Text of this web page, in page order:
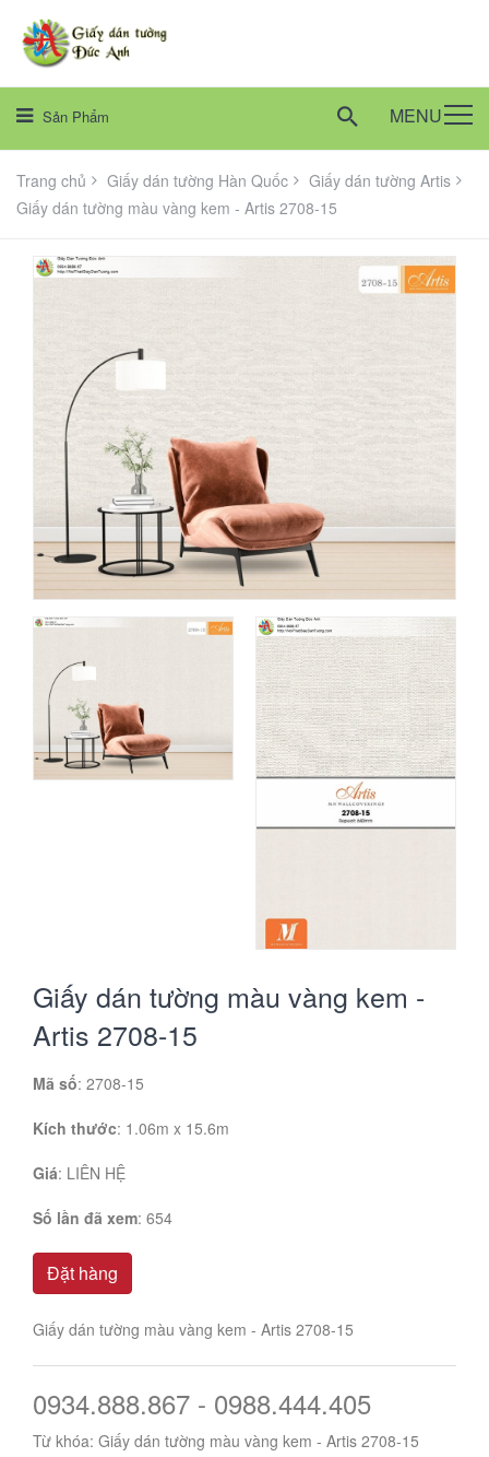
Sản Phẩm MENU
Trang chủ Giấy dán tường Hàn Quốc
Giấy dán tường Artis
Giấy dán tường màu vàng kem - Artis 2708-15
Giấy dán tường màu vàng kem -
Artis 2708-15
Mã số: 2708-15
Kích thước: 1.06m x 15.6m
Giá: LIÊN HỆ
Số lần đã xem: 654
Đặt hàng
Giấy dán tường màu vàng kem - Artis 2708-15
0934.888.867 - 0988.444.405
Từ khóa: Giấy dán tường màu vàng kem - Artis 2708-15